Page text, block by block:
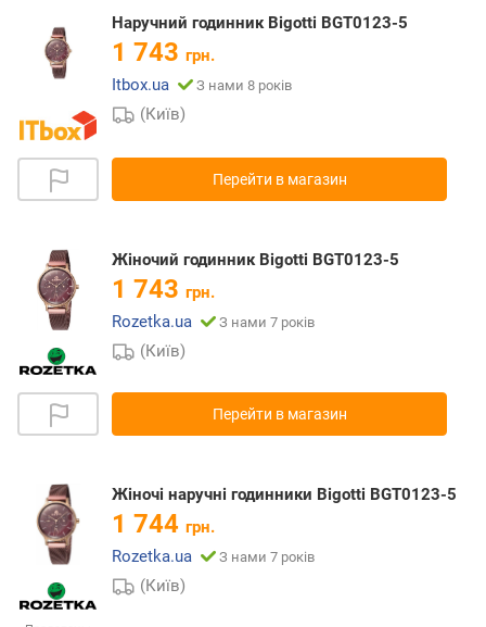
Наручний годинник Bigotti BGT0123-5
1 743 грн.
Itbox.ua
З нами 8 років
(Київ)
Перейти в магазин
Жіночий годинник Bigotti BGT0123-5
1 743 грн.
Rozetka.ua
З нами 7 років
(Київ)
Перейти в магазин
Жіночі наручні годинники Bigotti BGT0123-5
1 744 грн.
Rozetka.ua
З нами 7 років
(Київ)